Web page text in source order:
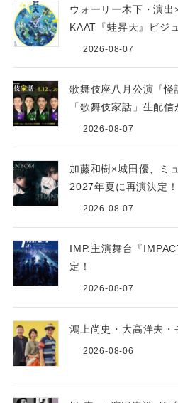
ウォーリー木下・演出
KAAT『蛙昇天』ビジ
2026-08-07
歌舞伎座八月公演『
「歌舞伎家話」生配信
2026-08-07
加藤和樹×城田優、ミ
2027年夏に再演決定！
2026-08-07
IMP.主演舞台『
定！
2026-08-07
鴻上尚史・大高洋夫
2026-08-06